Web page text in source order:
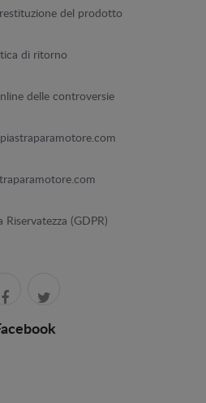
del prodotto
di ritorno
delle controversie
Riservatezza (GDPR)